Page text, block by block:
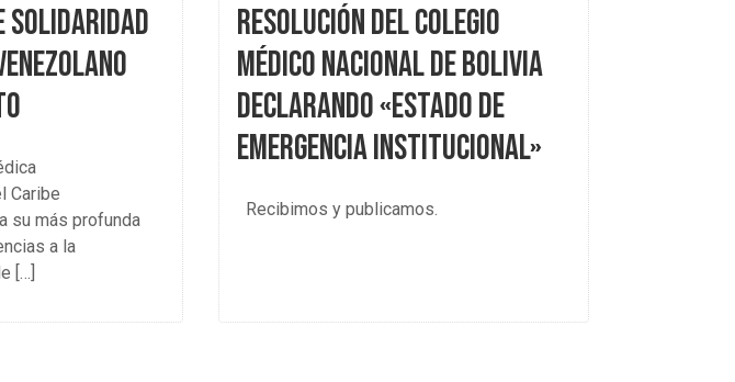
solidaridad
Caribe
su más profunda
a la
[…]
Resolución del Colegio
Médico Nacional de Bolivia
declarando «estado de
emergencia institucional»
Recibimos y publicamos.